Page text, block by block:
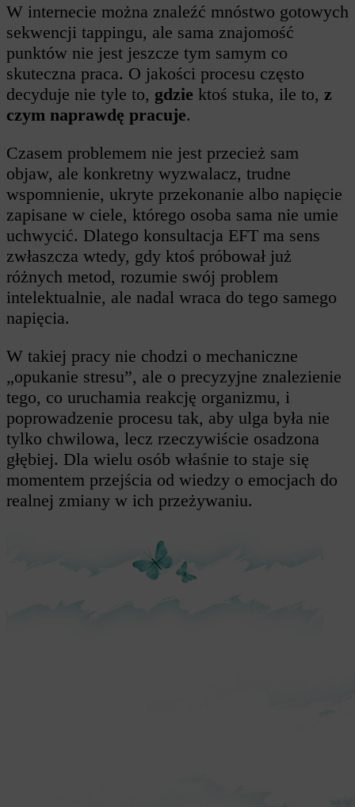
W internecie można znaleźć mnóstwo gotowych
sekwencji tappingu, ale sama znajomość
punktów nie jest jeszcze tym samym co
skuteczna praca. O jakości procesu często
decyduje nie tyle to, gdzie ktoś stuka, ile to, z
czym naprawdę pracuje.
Czasem problemem nie jest przecież sam
objaw, ale konkretny wyzwalacz, trudne
wspomnienie, ukryte przekonanie albo napięcie
zapisane w ciele, którego osoba sama nie umie
uchwycić. Dlatego konsultacja EFT ma sens
zwłaszcza wtedy, gdy ktoś próbował już
różnych metod, rozumie swój problem
intelektualnie, ale nadal wraca do tego samego
napięcia.
W takiej pracy nie chodzi o mechaniczne
„opukanie stresu”, ale o precyzyjne znalezienie
tego, co uruchamia reakcję organizmu, i
poprowadzenie procesu tak, aby ulga była nie
tylko chwilowa, lecz rzeczywiście osadzona
głębiej. Dla wielu osób właśnie to staje się
momentem przejścia od wiedzy o emocjach do
realnej zmiany w ich przeżywaniu.